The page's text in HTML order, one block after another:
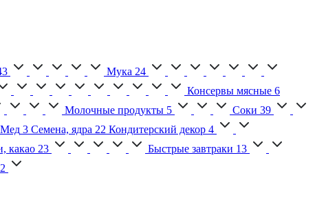
Мука 24
Консервы мясные 6
Молочные продукты 5 Соки 39
Мед 3 Семена, ядра 22 Кондитерский декор 4
какао 23 Быстрые завтраки 13
2